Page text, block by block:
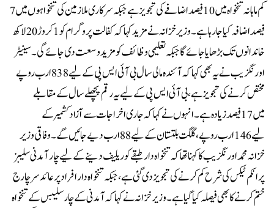
کم ماہانہ تنخواہ میں 10 فیصد اضافے کی تجویز ہے جبکہ سرکاری ملازمین کی تنخواہوں میں 7
فیصد اضافہ کیا جا رہا ہے۔وزیر خزانہ نے مزید کہا کہ کفالت پروگرام کو 1 کروڑ 20 لاکھ
خاندانوں تک بڑھایا جائے گا جبکہ تعلیمی وظائف کو مزید وسعت دی جائے گی۔سینیٹر
اورنگزیب نے یہ بھی کہا کہ آئندہ مالی سال بی آئی ایس پی کے لیے 838 ارب روپے
مختص کرنے کی تجویز ہے، بی آئی ایس پی کے لیے یہ رقم پچھلے سال کےمقابلے
میں17فیصد زیادہ ہے۔انہوں نے کہا کہ جاری اخراجات سے آزاد کشمیر کے
لیے 146ارب روپے، گلگت بلتستان کے لیے 88 ارب دیے جائیں گے۔وفاقی وزیر
خزانہ محمد اورنگزیب کا کہنا تھا کہ تنخواہ دار طبقے کو ریلیف دینے کے لیے چار آمدنی سلیبز
پر انکم ٹیکس کی شرح کم کرنے کی تجویز دی گئی ہے، جبکہ تنخواہ دار افراد پر عائد سرچارج
ختم کرنے کا بھی فیصلہ کیا گیا ہے۔وزیر خزانہ نے کہا کہ آمدنی کے چار سلیبس کے تنخواہ